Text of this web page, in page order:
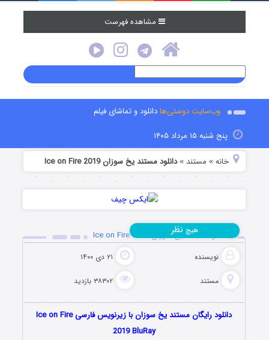
مشاهده فهرست
وب‌سایت دوستی‌هادانلود و تماشای فیلم
پنج شنبه ۱۵ مرداد ۱۴۰۵
خانه » مستند »دانلود مستند یخ‌‌ سوزان Ice on Fire 2019
دانلود مستند یخ‌‌ سوزان Ice on Fire 2019
نویسنده ۲۱ دی ۱۴۰۰
مستند ۳۸۳۰۲ بازدید
هیچ نظر
دانلود رایگان مستند یخ سوزان با زیرنویس فارسی Ice on Fire
2019 BluRay